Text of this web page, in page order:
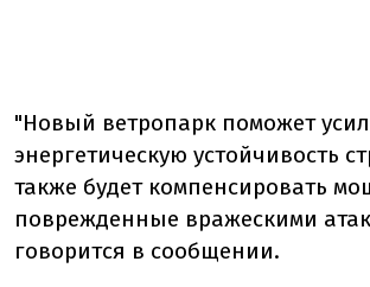
"Новый ветропарк поможет
энергетическую устойчивость
также будет компенсировать
поврежденные вражескими
говорится в сообщении.